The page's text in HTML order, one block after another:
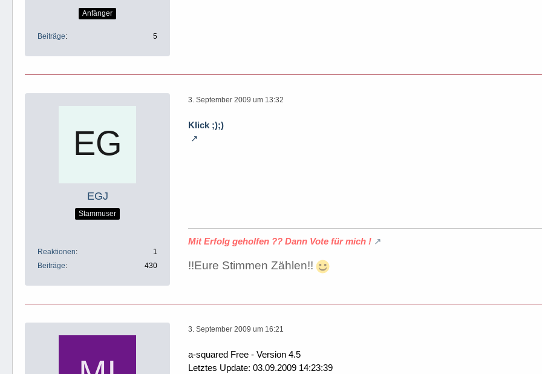
Anfänger
Beiträge 5
EGJ
Stammuser
Reaktionen
1
Beiträge
430
3. September 2009 um 13:32
Klick ;);)
Mit Erfolg geholfen ?? Dann Vote für mich !
!!Eure Stimmen Zählen!!
3. September 2009 um 16:21
a-squared Free - Version 4.5
Letztes Update: 03.09.2009 14:23:39